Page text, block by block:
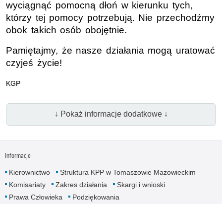
wyciągnąć pomocną dłoń w kierunku tych,
którzy tej pomocy potrzebują. Nie przechodźmy
obok takich osób obojętnie.
Pamiętajmy, że nasze działania mogą uratować
czyjeś życie!
KGP
↓ Pokaż informacje dodatkowe ↓
Informacje
Kierownictwo
Struktura KPP w Tomaszowie Mazowieckim
Komisariaty
Zakres działania
Skargi i wnioski
Prawa Człowieka
Podziękowania